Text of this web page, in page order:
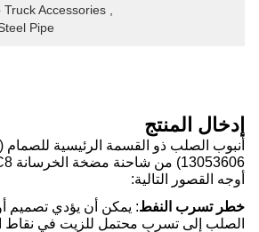
Accessories
Pipe
إدخال المنتج
أنبوب الصلب ذو القسمة الرئيسية للصمام
أوجه القصور التالية:
خطر تسرب النفط: يمكن أن يؤدي تصميم
الصلب إلى تسرب محتمل للزيت في نقاط